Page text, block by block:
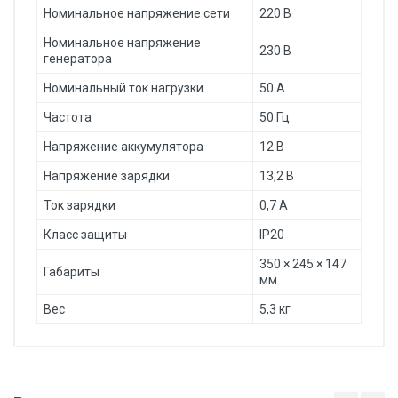
Номинальное напряжение сети 220 В
Номинальное напряжение
генератора
230 В
Номинальный ток нагрузки 50 А
Частота 50 Гц
Напряжение аккумулятора 12 В
Напряжение зарядки 13,2 В
Ток зарядки 0,7 А
Класс защиты IP20
Габариты
350 × 245 × 147
мм
Вес 5,3 кг